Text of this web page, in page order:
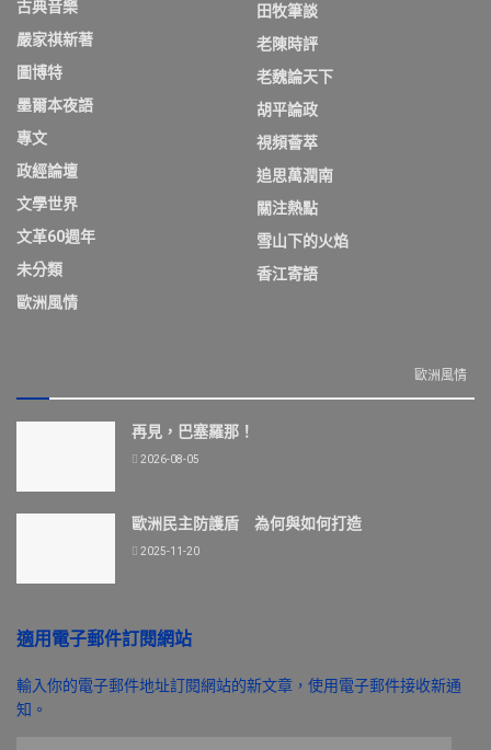
古典音樂
嚴家祺新著
圖博特
墨爾本夜語
專文
政經論壇
文學世界
文革60週年
未分類
歐洲風情
田牧筆談
老陳時評
老魏論天下
胡平論政
視頻薈萃
追思萬潤南
關注熱點
雪山下的火焰
香江寄語
歐洲風情
再見，巴塞羅那！
2026-08-05
歐洲民主防護盾 為何與如何打造
2025-11-20
適用電子郵件訂閱網站
輸入你的電子郵件地址訂閱網站的新文章，使用電子郵件接收新通
知。